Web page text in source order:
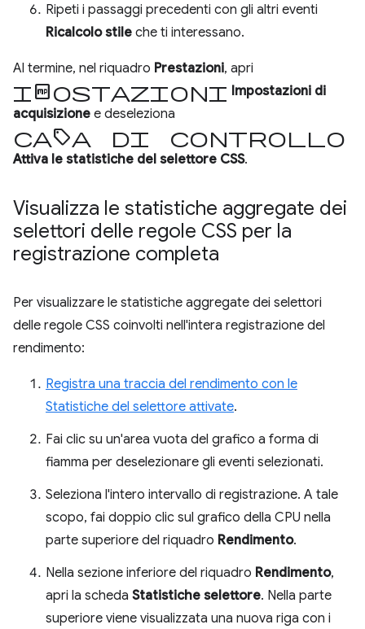
Ripeti i passaggi precedenti con gli altri eventi
Ricalcolo stile che ti interessano.
Al termine, nel riquadro Prestazioni, apri
Impostazioni Impostazioni di
acquisizione e deseleziona
casella di controllo
Attiva le statistiche del selettore CSS.
Visualizza le statistiche aggregate dei
selettori delle regole CSS per la
registrazione completa
Per visualizzare le statistiche aggregate dei selettori
delle regole CSS coinvolti nell'intera registrazione del
rendimento:
Registra una traccia del rendimento con le
Statistiche del selettore attivate.
Fai clic su un'area vuota del grafico a forma di
fiamma per deselezionare gli eventi selezionati.
Seleziona l'intero intervallo di registrazione. A tale
scopo, fai doppio clic sul grafico della CPU nella
parte superiore del riquadro Rendimento.
Nella sezione inferiore del riquadro Rendimento,
apri la scheda Statistiche selettore. Nella parte
superiore viene visualizzata una nuova riga con i